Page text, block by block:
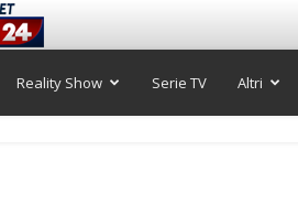
Reality Show Serie TV Altri